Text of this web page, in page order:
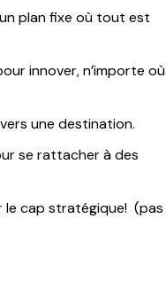
plan fixe où tout est
innover, n’importe où
une destination.
se rattacher à des
le cap stratégique! (pas